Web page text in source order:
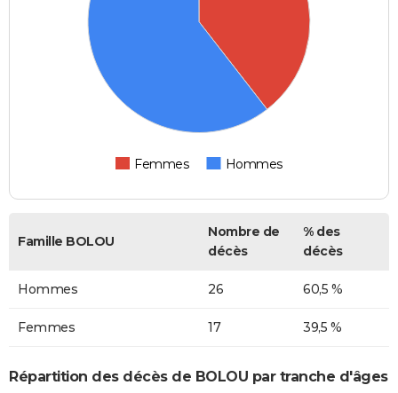
Femmes Hommes
Famille BOLOU
Nombre de
décès
% des
décès
Hommes 26 60,5 %
Femmes 17 39,5 %
Répartition des décès de BOLOU par tranche d'âges